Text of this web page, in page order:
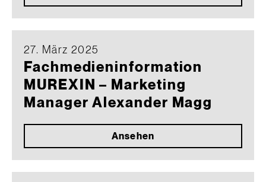
27. März 2025
Fachmedieninformation
MUREXIN – Marketing
Manager Alexander Magg
Ansehen